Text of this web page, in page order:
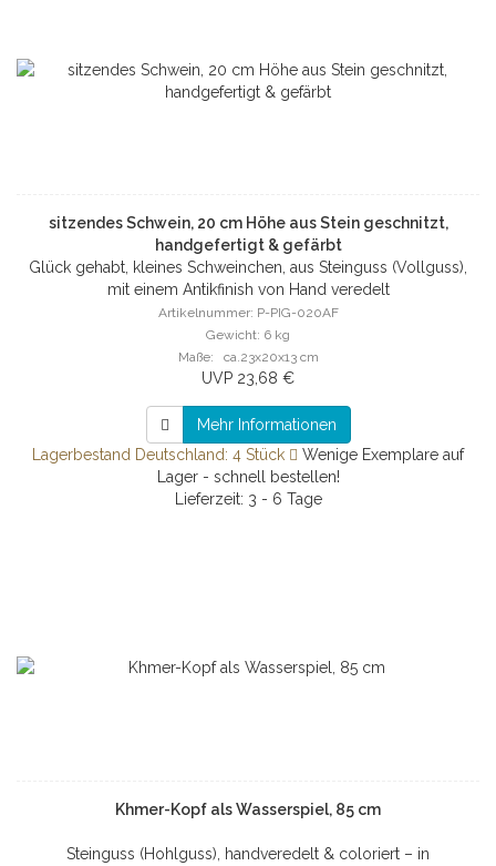
sitzendes Schwein, 20 cm Höhe aus Stein geschnitzt,
handgefertigt & gefärbt
Glück gehabt, kleines Schweinchen, aus Steinguss (Vollguss),
mit einem Antikfinish von Hand veredelt
Artikelnummer: P-PIG-020AF
Gewicht: 6 kg
Maße: ca.23x20x13 cm
UVP 23,68 €
Mehr Informationen
Lagerbestand Deutschland: 4 Stück
Wenige Exemplare auf
Lager - schnell bestellen!
Lieferzeit: 3 - 6 Tage
Khmer-Kopf als Wasserspiel, 85 cm
Steinguss (Hohlguss), handveredelt & coloriert – in